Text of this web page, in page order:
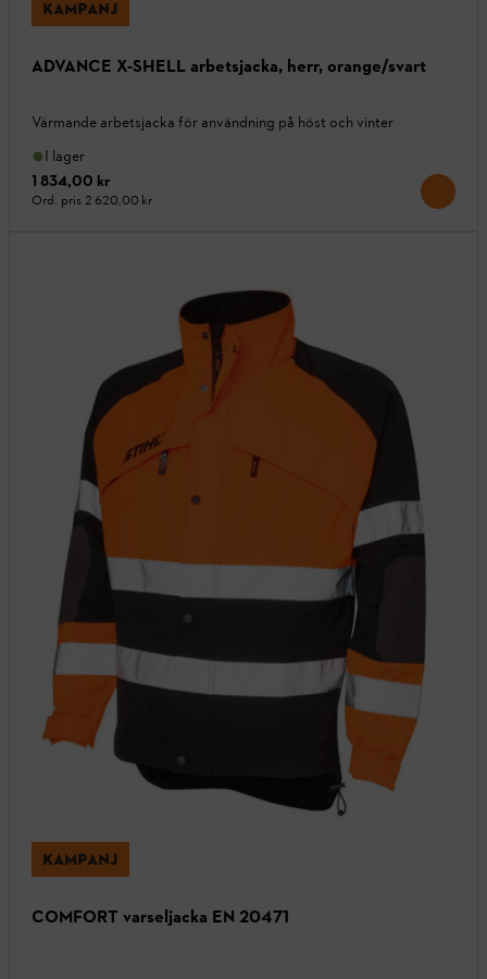
KAMPANJ
ADVANCE X-SHELL arbetsjacka, herr, orange/svart
Värmande arbetsjacka för användning på höst och vinter
I lager
1 834,00 kr
Ord. pris 2 620,00 kr
KAMPANJ
COMFORT varseljacka EN 20471